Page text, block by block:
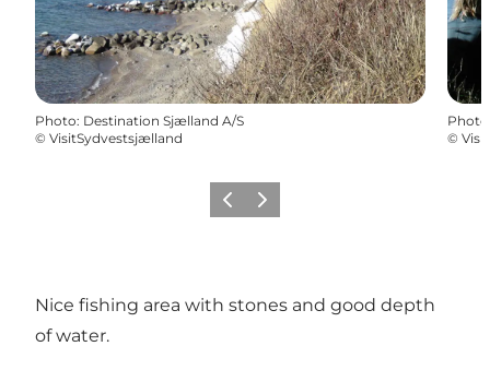
Photo: Destination Sjælland A/S
© VisitSydvestsjælland
Photo
©
PrécédentSuivant
Nice fishing area with stones and good depth
of water.